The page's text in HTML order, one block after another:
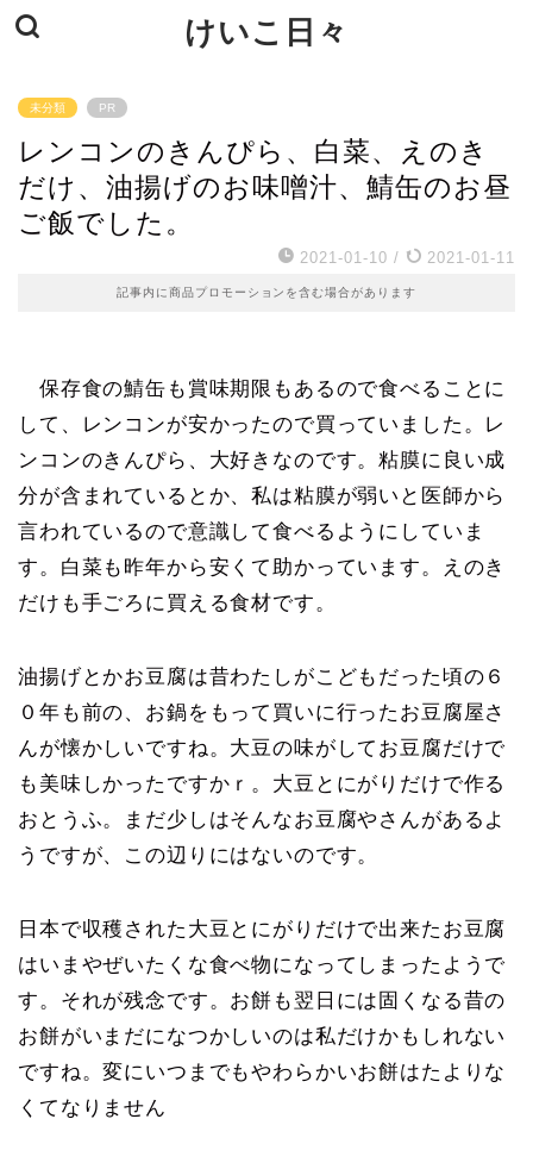
けいこ日々
未分類 PR
レンコンのきんぴら、白菜、えのき
だけ、油揚げのお味噌汁、鯖缶のお昼
ご飯でした。
2021-01-10 / 2021-01-11
記事内に商品プロモーションを含む場合があります
保存食の鯖缶も賞味期限もあるので食べることに
して、レンコンが安かったので買っていました。レ
ンコンのきんぴら、大好きなのです。粘膜に良い成
分が含まれているとか、私は粘膜が弱いと医師から
言われているので意識して食べるようにしていま
す。白菜も昨年から安くて助かっています。えのき
だけも手ごろに買える食材です。
油揚げとかお豆腐は昔わたしがこどもだった頃の６
０年も前の、お鍋をもって買いに行ったお豆腐屋さ
んが懐かしいですね。大豆の味がしてお豆腐だけで
も美味しかったですかｒ。大豆とにがりだけで作る
おとうふ。まだ少しはそんなお豆腐やさんがあるよ
うですが、この辺りにはないのです。
日本で収穫された大豆とにがりだけで出来たお豆腐
はいまやぜいたくな食べ物になってしまったようで
す。それが残念です。お餅も翌日には固くなる昔の
お餅がいまだになつかしいのは私だけかもしれない
ですね。変にいつまでもやわらかいお餅はたよりな
くてなりません